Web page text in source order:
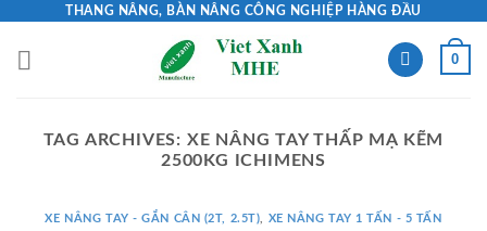
content
THANG NÂNG, BÀN NÂNG CÔNG NGHIỆP HÀNG ĐẦU
0
TAG ARCHIVES: XE NÂNG TAY THẤP MẠ KẼM
2500KG ICHIMENS
XE NÂNG TAY - GẮN CÂN (2T, 2.5T) XE NÂNG TAY 1 TẤN - 5 TẤN